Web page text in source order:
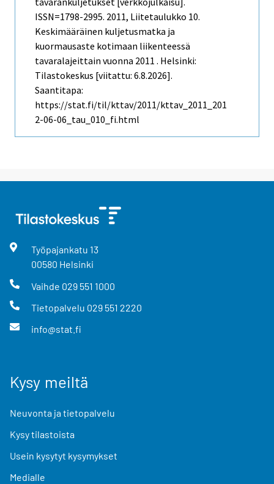
ISSN=1798-2995. 2011, Liitetaulukko 10.
Keskimääräinen kuljetusmatka ja
kuormausaste kotimaan liikenteessä
tavaralajeittain vuonna 2011 . Helsinki:
Tilastokeskus [viitattu: 6.8.2026].
Saantitapa:
https://stat.fi/til/kttav/2011/kttav_2011_201
2-06-06_tau_010_fi.html
Työpajankatu 13
00580 Helsinki
Vaihde 029 551 1000
Tietopalvelu 029 551 2220
info@stat.fi
Kysy meiltä
Neuvonta ja tietopalvelu
Kysy tilastoista
Usein kysytyt kysymykset
Medialle